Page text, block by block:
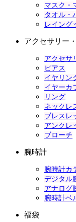
マスク・
タオル・
レイング
アクセサリー
アクセサ
ピアス
イヤリン
イヤーカ
リング
ネックレ
ブレスレ
アンクレ
ブローチ
腕時計
腕時計カ
デジタル
アナログ
腕時計ベ
福袋